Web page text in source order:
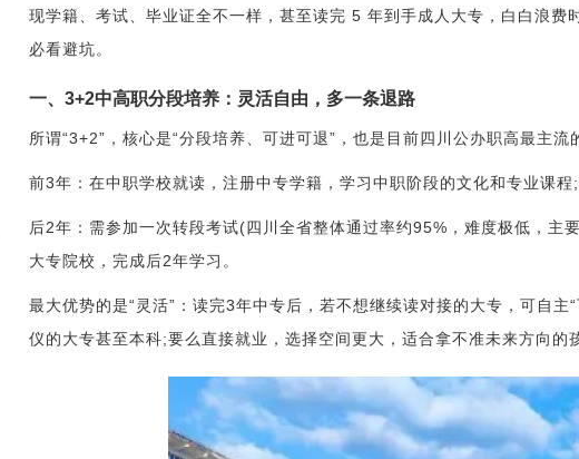
现学籍、考试、毕业证全不一样，甚至读完 5 年到手成人大专，白白浪
必看避坑。
一、3+2中高职分段培养：灵活自由，多一条退路
所谓“3+2”，核心是“分段培养、可进可退”，也是目前四川公办职高最主流
前3年：在中职学校就读，注册中专学籍，学习中职阶段的文化和专业课程;
后2年：需参加一次转段考试(四川全省整体通过率约95%，难度极低，主
大专院校，完成后2年学习。
最大优势的是“灵活”：读完3年中专后，若不想继续读对接的大专，可自
仪的大专甚至本科;要么直接就业，选择空间更大，适合拿不准未来方向的